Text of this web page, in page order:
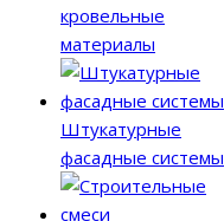
кровельные
материалы
Штукатурные
фасадные системы